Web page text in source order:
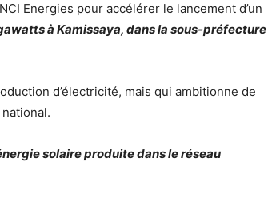
Energies pour accélérer le lancement d’un
à Kamissaya, dans la sous-préfecture
d’électricité, mais qui ambitionne de
solaire produite dans le réseau